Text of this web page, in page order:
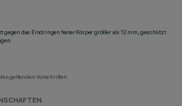
gegen das Eindringen fester Körper größer als 12 mm, geschützt
geltenden Vorschriften.